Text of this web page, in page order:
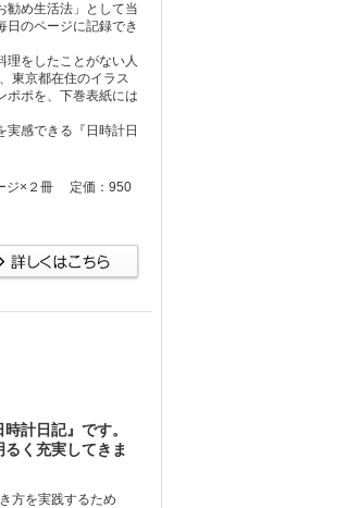
勧め生活法」として当
日のページに記録でき
をしたことがない人
東京都在住のイラス
ポポを、下巻表紙には
感できる『日時計日
ジ×２冊 定価：950
計日記』です。
く充実してきま
方を実践するため